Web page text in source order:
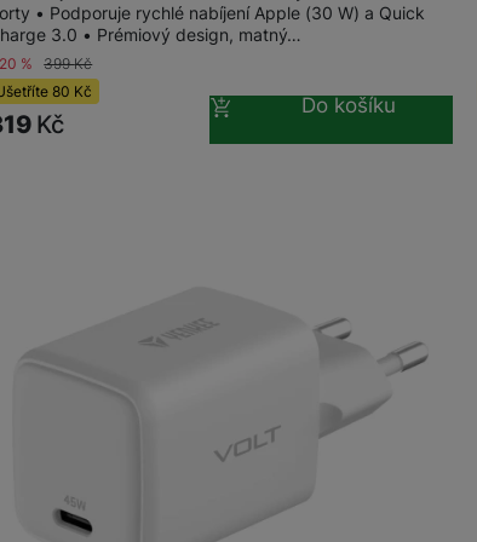
Herní ovladače
Herní sluchátka
Herní klávesnice
Powerbanky s rychlonabíjením
Stylusy
• Podporuje rychlé nabíjení Apple (30 W) a Quick
3.0 • Prémiový design, matný…
% 399Kč
80 Kč
Kč
Do košíku